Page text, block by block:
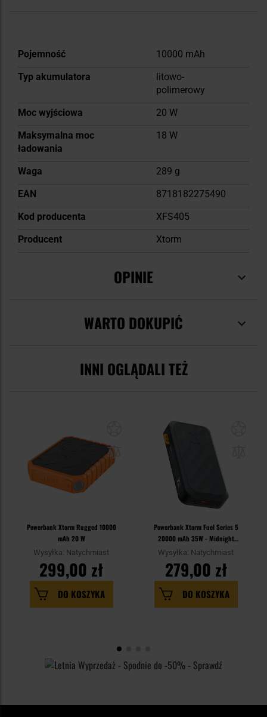
Więcej
Pojemność
10000 mAh
Typ akumulatora
litowo-
polimerowy
Moc wyjściowa
20 W
Maksymalna moc
ładowania
18 W
Waga
289 g
EAN
8718182275490
Kod producenta
XFS405
Producent
Xtorm
OPINIE
WARTO DOKUPIĆ
INNI OGLĄDALI TEŻ
Powerbank Xtorm Rugged 10000
mAh 20 W
Wysyłka: Natychmiast
299,00 zł
DO KOSZYKA
Powerbank Xtorm Fuel Series 5
20000 mAh 35W - Midnight
Black
Wysyłka: Natychmiast
279,00 zł
DO KOSZYKA